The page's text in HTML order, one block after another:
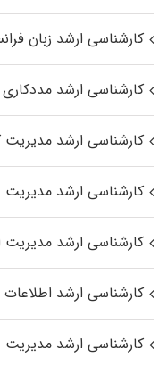
کارشناسی ارشد زبان
کارشناسی ارشد
کارشناسی ارشد
کارشناسی ارشد مدیریت
کارشناسی ارشد مدیریت
کارشناسی ارشد اطلاعات
کارشناسی ارشد مدیریت